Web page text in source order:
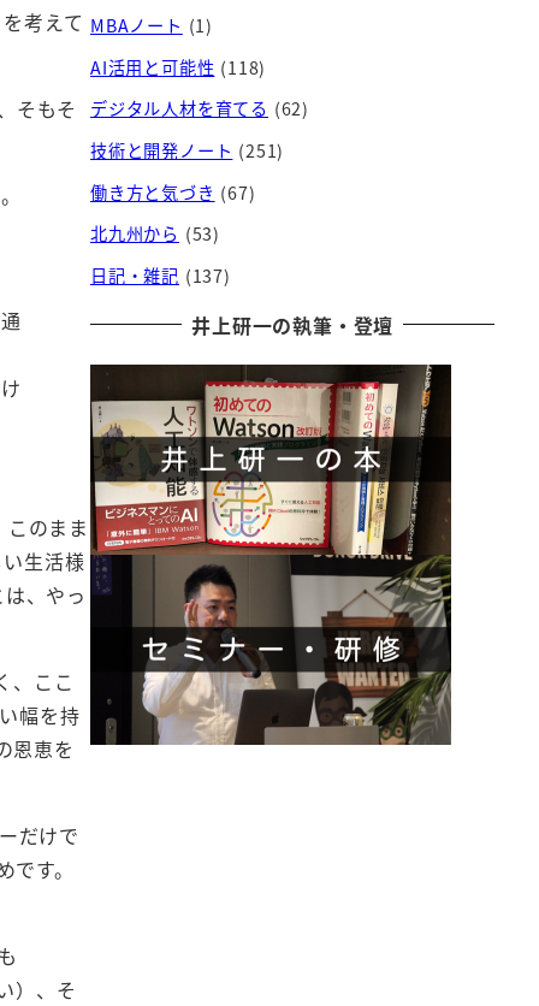
考えて
そもそ
のまま
生活様
、やっ
、ここ
幅を持
恩恵を
だけで
す。
）、そ
ブ
MBAノート (1)
AI活用と可能性 (118)
デジタル人材を育てる (62)
技術と開発ノート (251)
働き方と気づき (67)
北九州から (53)
日記・雑記 (137)
井上研一の執筆・登壇